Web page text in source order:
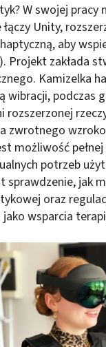
W swojej
Unity,
aby
Projekt zakłada
Kamizelka
wibracji, podczas
rozszerzonej
zwrotnego
możliwość
potrzeb
jak
oraz
wsparcia